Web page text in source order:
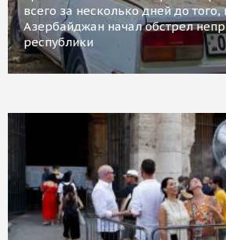
всего за несколько дней до того,
Азербайджан начал обстрел
республики